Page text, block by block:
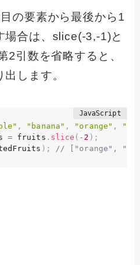
の要素から最後から1
場合は、slice(-3,-1)と
2引数を省略すると、
します。
, "banana" , "orange" ,
= fruits . slice ( - 2 ) ;
) ; // ["orange",